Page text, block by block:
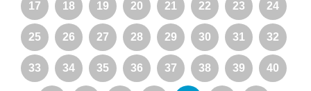
17 18 19 20 21 22 23 24
25 26 27 28 29 30 31 32
33 34 35 36 37 38 39 40